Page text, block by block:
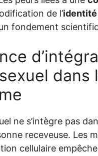
de l’
fondement
sexuel dans
ne s’intègre pas
receveuse. Les
cellulaire